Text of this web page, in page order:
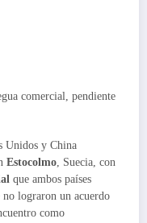
comercial, pendiente
Unidos y China
Estocolmo, Suecia, con
que ambos países
no lograron un acuerdo
como